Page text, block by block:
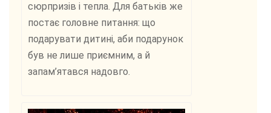
сюрпризів і тепла. Для батьків же
постає головне питання: що
подарувати дитині, аби подарунок
був не лише приємним, а й
запам’ятався надовго.